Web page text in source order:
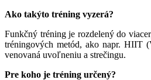
Ako takýto tréning vyzerá?
Funkčný tréning je rozdelený do
tréningových metód, ako napr. HIIT
venovaná uvoľneniu a strečingu.
Pre koho je tréning určený?